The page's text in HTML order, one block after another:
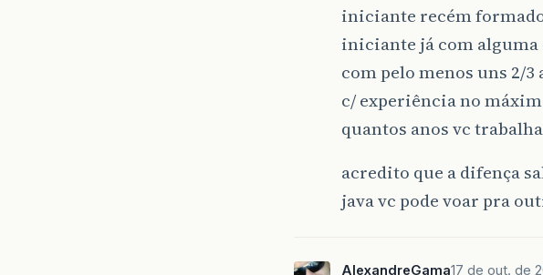
iniciante recém
iniciante já com alguma
com pelo menos uns 2/3
c/ experiência no
quantos anos vc
acredito que a difença
java vc pode voar pra
AlexandreGama17 de out. de